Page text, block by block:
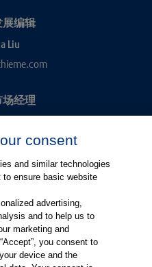
展编辑
Liu
经理
关注微博
consent
and similar technologies
to ensure basic website
advertising,
and to help us to
marketing and
you consent to
device and the